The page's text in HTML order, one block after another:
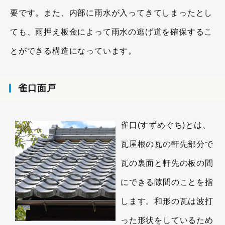
要です。また、内部に雨水が入ってきてしまったとし
ても、雨押え板金によって雨水の逃げ道を確保するこ
とができる構造になっています。
雀口面戸
雀口(すずめぐち)とは、
瓦屋根の瓦の軒先部分で
瓦の裏面と軒先の板の間
にできる隙間のことを指
します。和形の瓦は波打
った形状をしているため